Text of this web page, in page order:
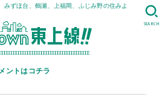
みずほ台、鶴瀬、上福岡、ふじみ野の住みよ
ントはコチラ
SEARCH